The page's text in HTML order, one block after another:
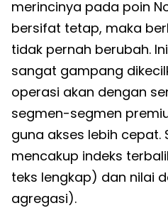
merincinya pada poin
bersifat tetap, maka
tidak pernah berubah.
sangat gampang
operasi akan dengan
segmen-segmen
guna akses lebih cepat.
mencakup indeks
teks lengkap) dan nilai
agregasi).